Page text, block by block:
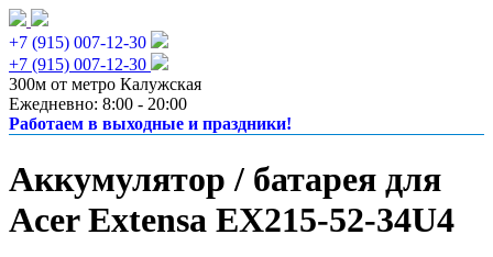
+7 (915) 007-12-30
+7 (915) 007-12-30
300м от метро Калужская
Ежедневно: 8:00 - 20:00
Работаем в выходные и праздники!
Аккумулятор / батарея для
Acer Extensa EX215-52-34U4